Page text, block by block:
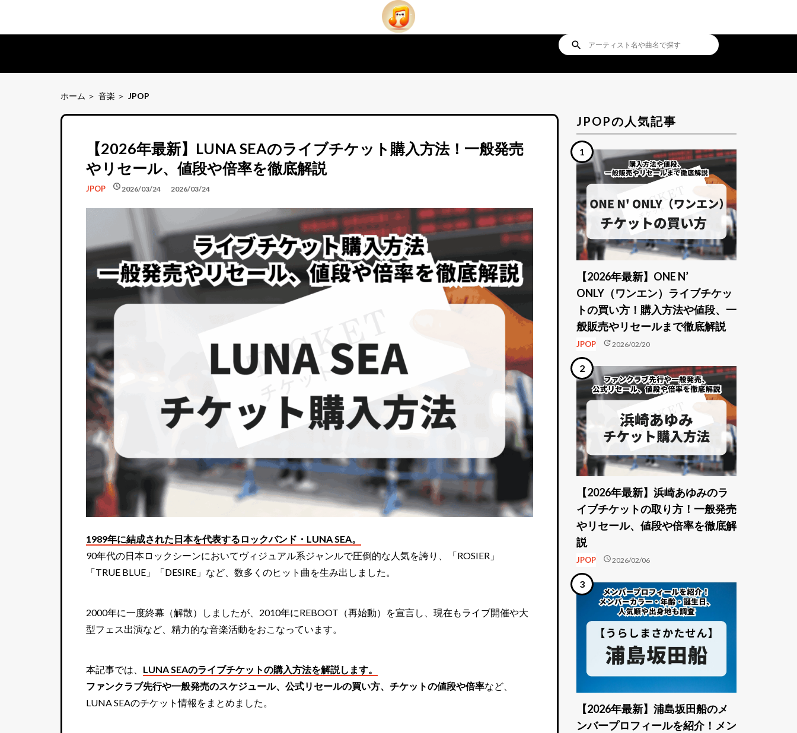
search
ホーム 音楽 JPOP
【2026年最新】LUNA SEAのライブチケット購入方法！一般発売
やリセール、値段や倍率を徹底解説
JPOP schedule2026/03/24
schedule 2026/03/24
1989年に結成された日本を代表するロックバンド・LUNA SEA。
90年代の日本ロックシーンにおいてヴィジュアル系ジャンルで圧倒的な人気を誇り、「ROSIER」
「TRUE BLUE」「DESIRE」など、数多くのヒット曲を生み出しました。
2000年に一度終幕（解散）しましたが、2010年にREBOOT（再始動）を宣言し、現在もライブ開催や大
型フェス出演など、精力的な音楽活動をおこなっています。
本記事では、 LUNA SEAのライブチケットの購入方法を解説します。
ファンクラブ先行や一般発売のスケジュール、公式リセールの買い方、チケットの値段や倍率など、
LUNA SEAのチケット情報をまとめました。
JPOPの人気記事
【2026年最新】ONE N’
ONLY（ワンエン）ライブチケッ
トの買い方！購入方法や値段、一
般販売やリセールまで徹底解説
JPOP update2026/02/20
【2026年最新】浜崎あゆみのラ
イブチケットの取り方！一般発売
やリセール、値段や倍率を徹底解
説
JPOP schedule2026/02/06
【2026年最新】浦島坂田船のメ
ンバープロフィールを紹介！メン